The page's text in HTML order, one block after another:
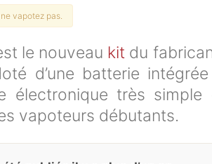
vapotez pas.
le nouveau kit du
d’une batterie
électronique très simple
vapoteurs débutants.